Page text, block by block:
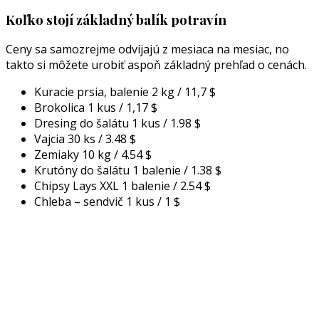
Koľko stojí základný balík potravín
Ceny sa samozrejme odvíjajú z mesiaca na mesiac, no
takto si môžete urobiť aspoň základný prehľad o cenách.
Kuracie prsia, balenie 2 kg / 11,7 $
Brokolica 1 kus / 1,17 $
Dresing do šalátu 1 kus / 1.98 $
Vajcia 30 ks / 3.48 $
Zemiaky 10 kg / 4.54 $
Krutóny do šalátu 1 balenie / 1.38 $
Chipsy Lays XXL 1 balenie / 2.54 $
Chleba – sendvič 1 kus / 1 $